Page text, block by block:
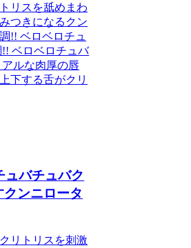
リスを舐めまわ
つきになるクン
!! ベロベロチュ
ベロベロチュバ
ルな肉厚の唇
下する舌がクリ
ュバチュバク
ンニロータ
リトリスを刺激